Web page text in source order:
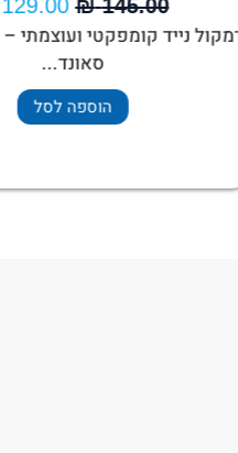
145.00
₪
129.00
סאונד...
הוספה לסל